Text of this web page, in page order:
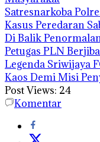
Satresnarkoba
Kasus Peredaran
Di Balik
Petugas PLN
Legenda Sriwijaya
Kaos Demi Misi
Post Views: 24
Komentar